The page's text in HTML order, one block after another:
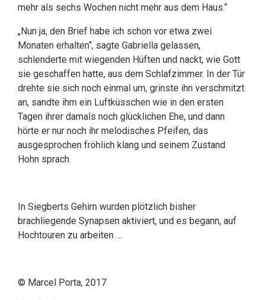
mehr als sechs Wochen nicht mehr aus dem Haus.“
„Nun ja, den Brief habe ich schon vor etwa zwei
Monaten erhalten“, sagte Gabriella gelassen,
schlenderte mit wiegenden Hüften und nackt, wie Gott
sie geschaffen hatte, aus dem Schlafzimmer. In der Tür
drehte sie sich noch einmal um, grinste ihn verschmitzt
an, sandte ihm ein Luftküsschen wie in den ersten
Tagen ihrer damals noch glücklichen Ehe, und dann
hörte er nur noch ihr melodisches Pfeifen, das
ausgesprochen fröhlich klang und seinem Zustand
Hohn sprach.
In Siegberts Gehirn wurden plötzlich bisher
brachliegende Synapsen aktiviert, und es begann, auf
Hochtouren zu arbeiten …
© Marcel Porta, 2017